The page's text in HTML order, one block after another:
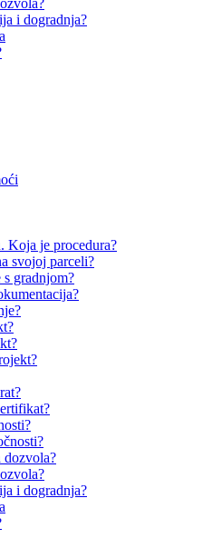
i dogradnja?
Koja je procedura?
svojoj parceli?
gradnjom?
dozvola?
i dogradnja?